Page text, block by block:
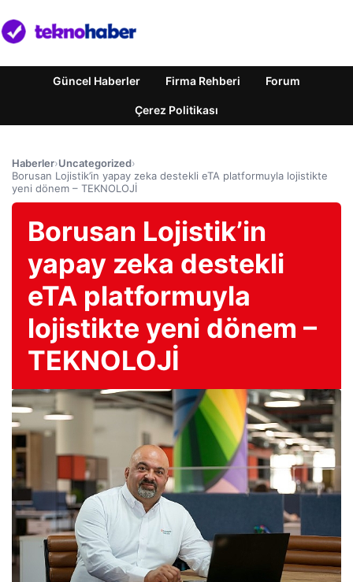
Güncel Haberler Firma Rehberi Forum
Çerez Politikası
Haberler›Uncategorized›
Borusan Lojistik’in yapay zeka destekli eTA platformuyla lojistikte
yeni dönem – TEKNOLOJİ
Borusan Lojistik’in
yapay zeka destekli
eTA platformuyla
lojistikte yeni dönem –
TEKNOLOJİ